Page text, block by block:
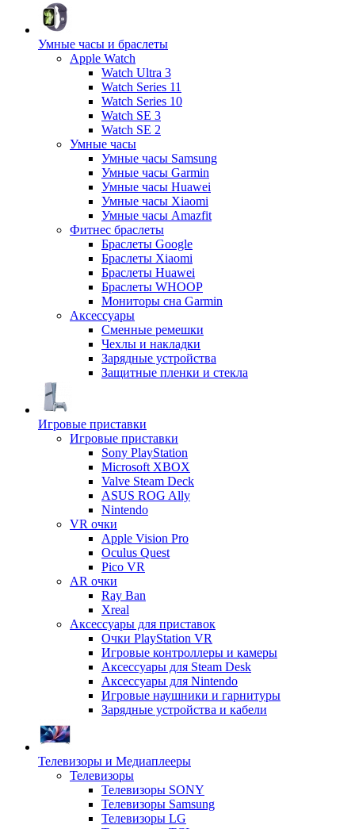
Умные часы и браслеты
Apple Watch
Watch Ultra 3
Watch Series 11
Watch Series 10
Watch SE 3
Watch SE 2
Умные часы
Умные часы Samsung
Умные часы Garmin
Умные часы Huawei
Умные часы Xiaomi
Умные часы Amazfit
Фитнес браслеты
Браслеты Google
Браслеты Xiaomi
Браслеты Huawei
Браслеты WHOOP
Мониторы сна Garmin
Аксессуары
Сменные ремешки
Чехлы и накладки
Зарядные устройства
Защитные пленки и стекла
Игровые приставки
Игровые приставки
Sony PlayStation
Microsoft XBOX
Valve Steam Deck
ASUS ROG Ally
Nintendo
VR очки
Apple Vision Pro
Oculus Quest
Pico VR
AR очки
Ray Ban
Xreal
Аксессуары для приставок
Очки PlayStation VR
Игровые контроллеры и камеры
Аксессуары для Steam Desk
Аксессуары для Nintendo
Игровые наушники и гарнитуры
Зарядные устройства и кабели
Телевизоры и Медиаплееры
Телевизоры
Телевизоры SONY
Телевизоры Samsung
Телевизоры LG